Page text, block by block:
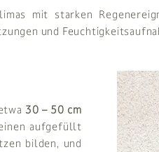
mit starken
und
30 – 50 cm
aufgefüllt
bilden, und